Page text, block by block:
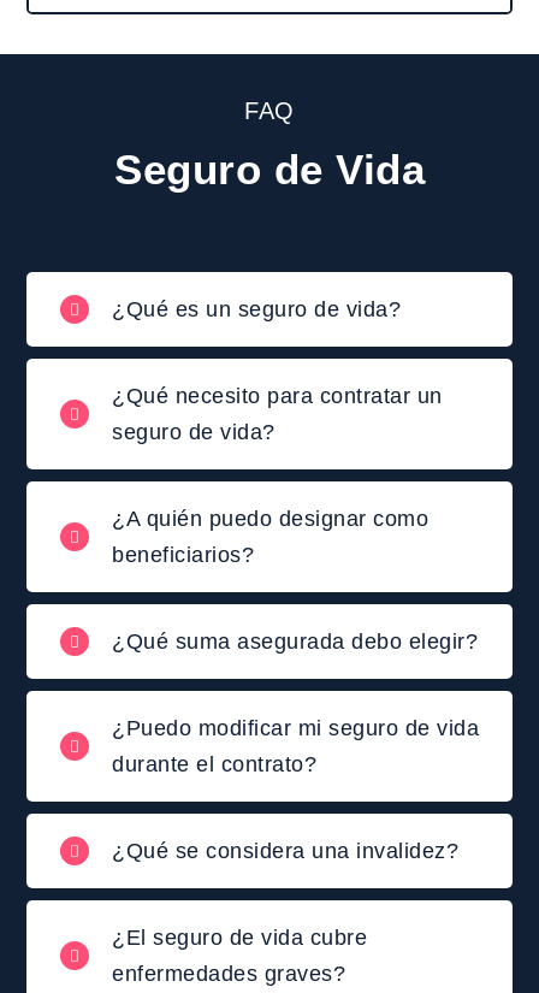
FAQ
Seguro de Vida
¿Qué es un seguro de vida?
¿Qué necesito para contratar un
seguro de vida?
¿A quién puedo designar como
beneficiarios?
¿Qué suma asegurada debo elegir?
¿Puedo modificar mi seguro de vida
durante el contrato?
¿Qué se considera una invalidez?
¿El seguro de vida cubre
enfermedades graves?